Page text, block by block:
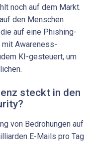
noch auf dem Markt.
den Menschen
auf eine Phishing-
mit Awareness-
KI-gesteuert, um
steckt in den
von Bedrohungen auf
E-Mails pro Tag